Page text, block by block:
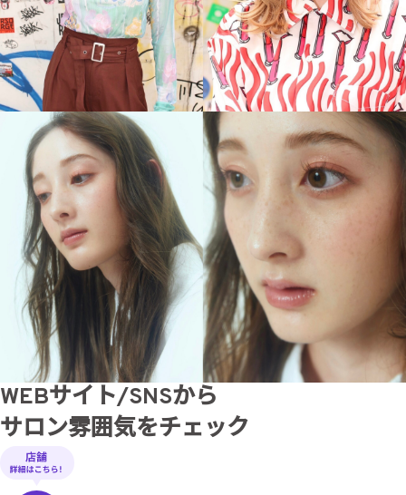
WEBサイト/SNSから
サロン雰囲気をチェック